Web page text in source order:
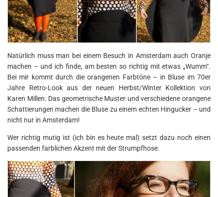
Natürlich muss man bei einem Besuch in Amsterdam auch Oranje
machen – und ich finde, am besten so richtig mit etwas „Wumm“.
Bei mir kommt durch die orangenen Farbtöne – in Bluse im 70er
Jahre Retro-Look aus der neuen Herbst/Winter Kollektion von
Karen Millen. Das geometrische Muster und verschiedene orangene
Schattierungen machen die Bluse zu einem echten Hingucker – und
nicht nur in Amsterdam!
Wer richtig mutig ist (ich bin es heute mal) setzt dazu noch einen
passenden farblichen Akzent mit der Strumpfhose.